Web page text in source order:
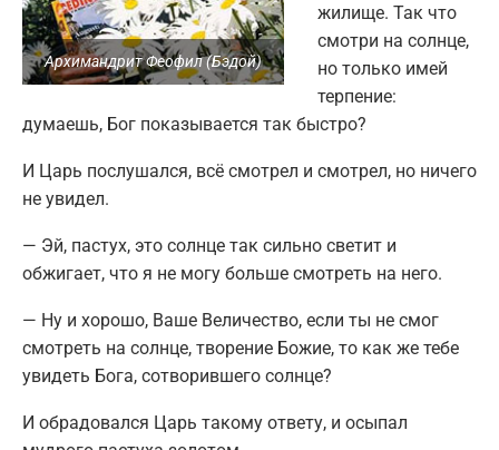
Архимандрит Феофил (Бэдой)
жилище. Так что
смотри на солнце,
но только имей
терпение:
думаешь, Бог показывается так быстро?
И Царь послушался, всё смотрел и смотрел, но ничего
не увидел.
— Эй, пастух, это солнце так сильно светит и
обжигает, что я не могу больше смотреть на него.
— Ну и хорошо, Ваше Величество, если ты не смог
смотреть на солнце, творение Божие, то как же тебе
увидеть Бога, сотворившего солнце?
И обрадовался Царь такому ответу, и осыпал